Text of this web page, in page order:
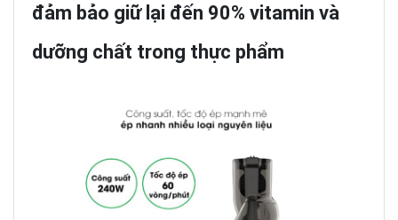
đảm bảo giữ lại đến 90% vitamin và
dưỡng chất trong thực phẩm